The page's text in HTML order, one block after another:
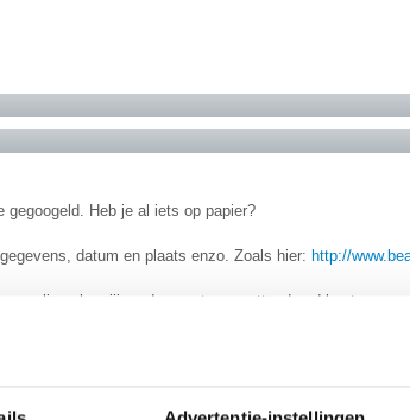
gegoogeld. Heb je al iets op papier?
datum en plaats enzo. Zoals hier: http://
alinea hoe jij op de vacature geattendeerd bent en
gebruiken die zij ook zelf benoemen in hun vacature,
waaruit dat blijkt.